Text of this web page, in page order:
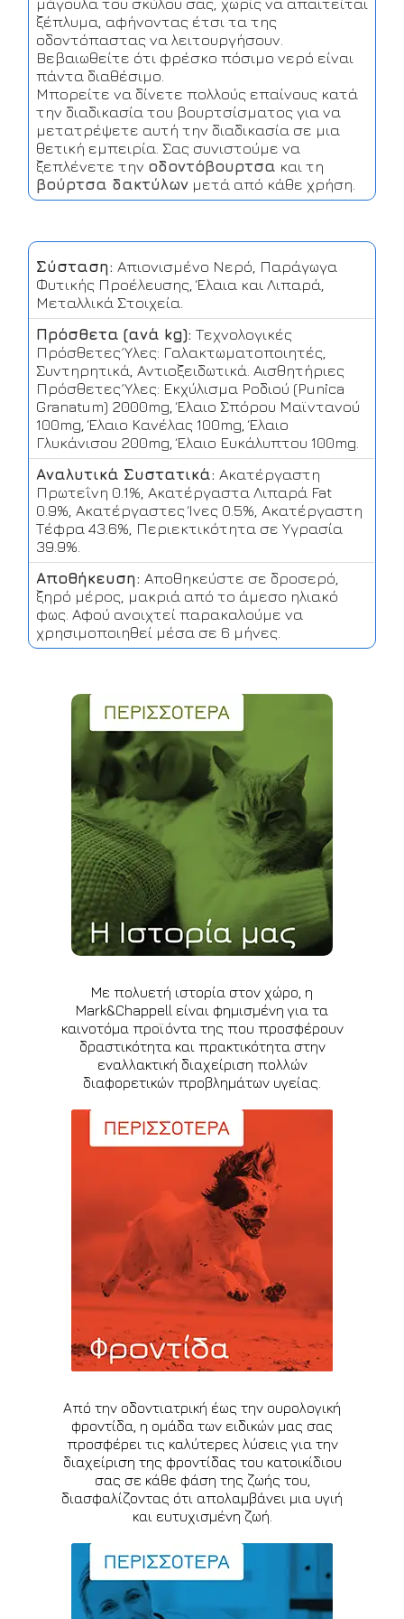
μάγουλα του σκύλου σας, χωρίς να απαιτείται
ξέπλυμα, αφήνοντας έτσι τα της
οδοντόπαστας να λειτουργήσουν.
Βεβαιωθείτε ότι φρέσκο πόσιμο νερό είναι
πάντα διαθέσιμο.
Μπορείτε να δίνετε πολλούς επαίνους κατά
την διαδικασία του βουρτσίσματος για να
μετατρέψετε αυτή την διαδικασία σε μια
θετική εμπειρία. Σας συνιστούμε να
ξεπλένετε την οδοντόβουρτσα και τη
βούρτσα δακτύλωνμετά από κάθε χρήση.
Σύσταση: Απιονισμένο Νερό, Παράγωγα
Φυτικής Προέλευσης, Έλαια και Λιπαρά,
Μεταλλικά Στοιχεία.
Πρόσθετα (ανά kg): Τεχνολογικές
Πρόσθετες Ύλες: Γαλακτωματοποιητές,
Συντηρητικά, Αντιοξειδωτικά. Αισθητήριες
Πρόσθετες Ύλες: Εκχύλισμα Ροδιού (Punica
Granatum) 2000mg, Έλαιο Σπόρου Μαϊντανού
100mg, Έλαιο Κανέλας 100mg, Έλαιο
Γλυκάνισου 200mg, Έλαιο Ευκάλυπτου 100mg.
Αναλυτικά Συστατικά: Ακατέργαστη
Πρωτεΐνη 0.1%, Ακατέργαστα Λιπαρά Fat
0.9%, Ακατέργαστες Ίνες 0.5%, Ακατέργαστη
Τέφρα 43.6%, Περιεκτικότητα σε Υγρασία
39.9%.
Αποθήκευση: Αποθηκεύστε σε δροσερό,
ξηρό μέρος, μακριά από το άμεσο ηλιακό
φως. Αφού ανοιχτεί παρακαλούμε να
χρησιμοποιηθεί μέσα σε 6 μήνες.
Με πολυετή ιστορία στον χώρο, η
Mark&Chappell είναι φημισμένη για τα
καινοτόμα προϊόντα της που προσφέρουν
δραστικότητα και πρακτικότητα στην
εναλλακτική διαχείριση πολλών
διαφορετικών προβλημάτων υγείας.
Από την οδοντιατρική έως την ουρολογική
φροντίδα, η ομάδα των ειδικών μας σας
προσφέρει τις καλύτερες λύσεις για την
διαχείριση της φροντίδας του κατοικίδιου
σας σε κάθε φάση της ζωής του,
διασφαλίζοντας ότι απολαμβάνει μια υγιή
και ευτυχισμένη ζωή.